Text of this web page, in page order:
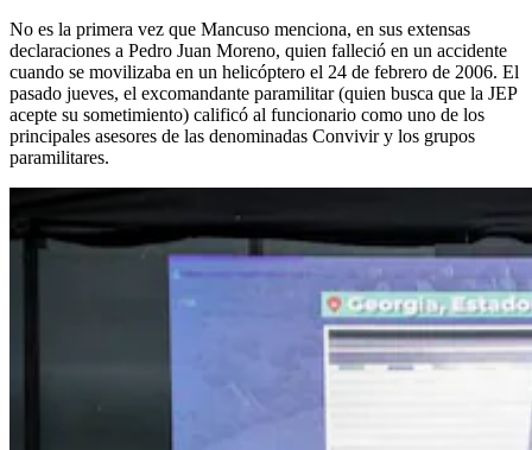
No es la primera vez que Mancuso menciona, en sus extensas
declaraciones a Pedro Juan Moreno, quien falleció en un accidente
cuando se movilizaba en un helicóptero el 24 de febrero de 2006. El
pasado jueves, el excomandante paramilitar (quien busca que la JEP
acepte su sometimiento) calificó al funcionario como uno de los
principales asesores de las denominadas Convivir y los grupos
paramilitares.